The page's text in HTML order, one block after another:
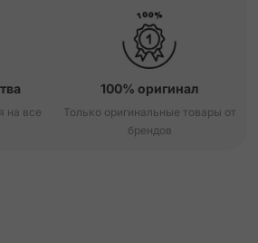
на все
100% оригинал
Только оригинальные товары от
брендов